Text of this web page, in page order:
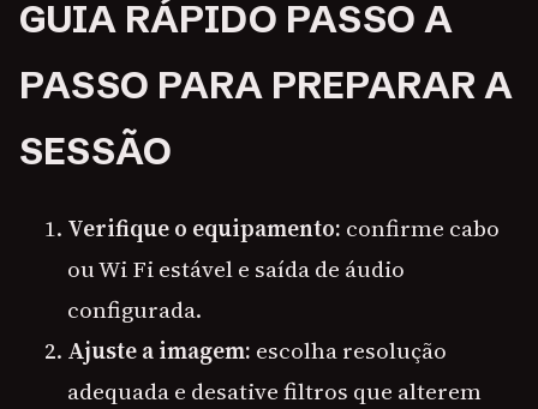
GUIA RÁPIDO PASSO A
PASSO PARA PREPARAR A
SESSÃO
Verifique o equipamento: confirme cabo
ou Wi Fi estável e saída de áudio
configurada.
Ajuste a imagem: escolha resolução
adequada e desative filtros que alterem